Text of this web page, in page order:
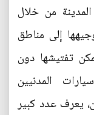
من خلال
إلى مناطق
تفتيشها دون
المدنيين
يعرف عدد كبير